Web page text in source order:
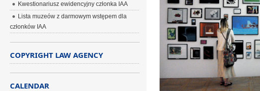
Kwestionariusz ewidencyjny członka IAA
Lista muzeów z darmowym wstępem dla
członków IAA
COPYRIGHT LAW AGENCY
CALENDAR